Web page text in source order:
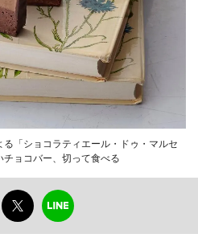
「ショコラティエール・ドゥ・マルセ
ョコバー、切って食べる